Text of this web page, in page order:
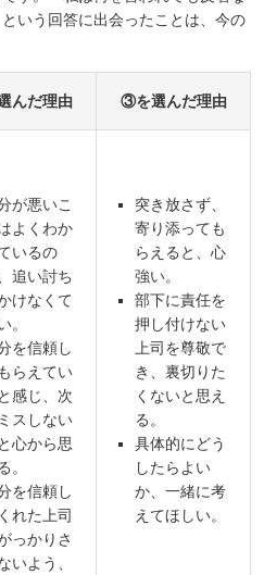
いう回答に出会ったことは、今の
んだ理由 ③を選んだ理由
が悪いこ
よくわか
いるの
追い討ち
けなくて
。
を信頼し
らえてい
感じ、次
スしない
心から思
。
を信頼し
れた上司
っかりさ
いよう、
突き放さず、
寄り添っても
らえると、心
強い。
部下に責任を
押し付けない
上司を尊敬で
き、裏切りた
くないと思え
る。
具体的にどう
したらよい
か、一緒に考
えてほしい。